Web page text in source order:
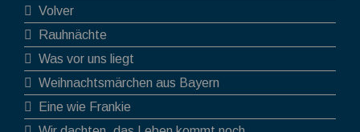
Volver
Rauhnächte
Was vor uns liegt
Weihnachtsmärchen aus Bayern
Eine wie Frankie